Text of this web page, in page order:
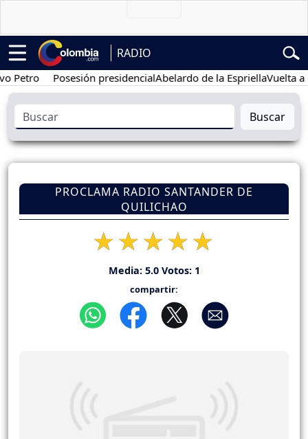
RADIO
Interés: Posesión presidencialAbelardo de la EspriellaVuelta
Buscar
PROCLAMA RADIO SANTANDER DE
QUILICHAO
Media: 5.0Votos: 1
compartir: